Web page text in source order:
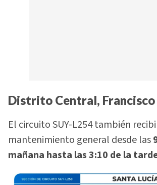
Distrito Central,
El circuito SUY-L254 también
mantenimiento general desde las
mañana hasta las 3:10 de la